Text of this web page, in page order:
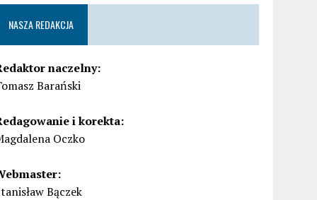
NASZA REDAKCJA
naczelny:
Barański
i korekta:
Oczko
Bączek